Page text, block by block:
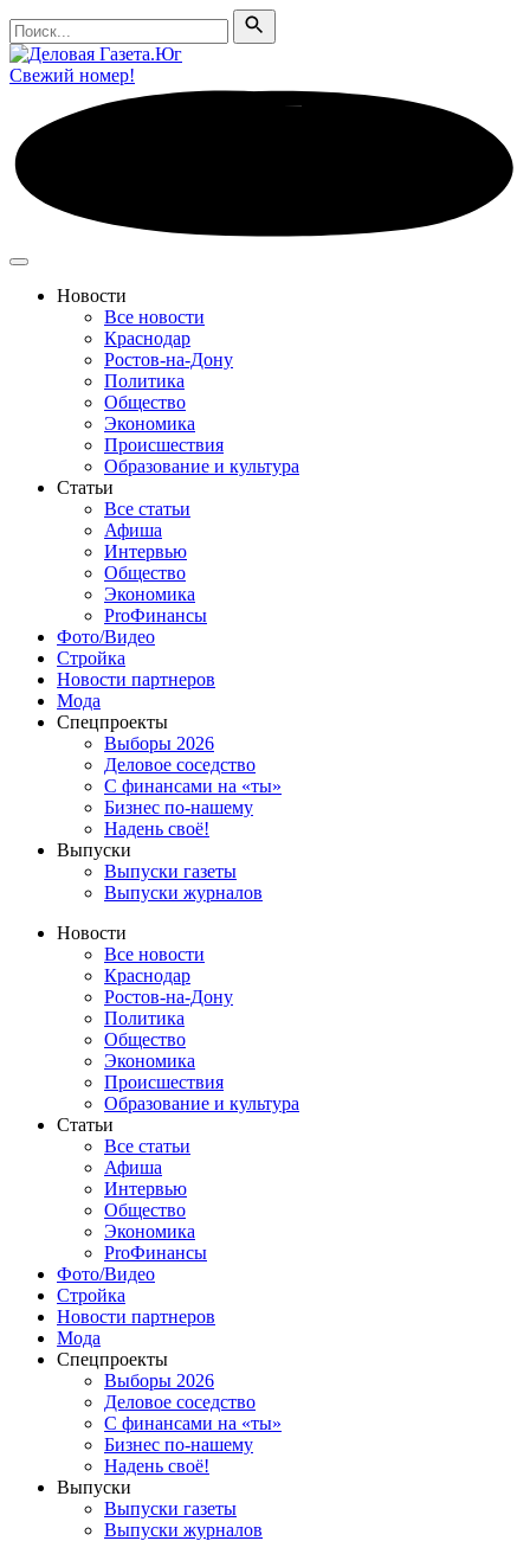
Поиск
Поиск
Свежий номер!
Новости
Все новости
Краснодар
Ростов-на-Дону
Политика
Общество
Экономика
Происшествия
Образование и культура
Статьи
Все статьи
Афиша
Интервью
Общество
Экономика
ProФинансы
Фото/Видео
Стройка
Новости партнеров
Мода
Спецпроекты
Выборы 2026
Деловое соседство
С финансами на «ты»
Бизнес по-нашему
Надень своё!
Выпуски
Выпуски газеты
Выпуски журналов
Новости
Все новости
Краснодар
Ростов-на-Дону
Политика
Общество
Экономика
Происшествия
Образование и культура
Статьи
Все статьи
Афиша
Интервью
Общество
Экономика
ProФинансы
Фото/Видео
Стройка
Новости партнеров
Мода
Спецпроекты
Выборы 2026
Деловое соседство
С финансами на «ты»
Бизнес по-нашему
Надень своё!
Выпуски
Выпуски газеты
Выпуски журналов